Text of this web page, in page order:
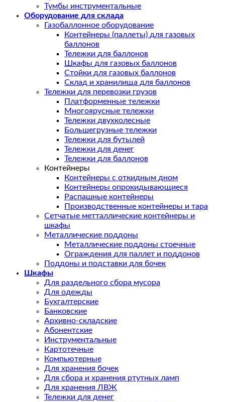
Тумбы инструментальные
Оборудование для склада
Газобаллонное оборудование
Контейнеры (паллеты) для газовых
баллонов
Тележки для баллонов
Шкафы для газовых баллонов
Стойки для газовых баллонов
Склад и хранилища для баллонов
Тележки для перевозки грузов
Платформенные тележки
Многоярусные тележки
Тележки двухколесные
Большегрузные тележки
Тележки для бутылей
Тележки для денег
Тележки для баллонов
Контейнеры
Контейнеры с откидным дном
Контейнеры опрокидывающиеся
Распашные контейнеры
Производственные контейнеры и тара
Сетчатые метталлические контейнеры и
шкафы
Металлические поддоны
Металлические поддоны стоечные
Ограждения для паллет и поддонов
Поддоны и подставки для бочек
Шкафы
Для раздельного сбора мусора
Для одежды
Бухгалтерские
Банковские
Архивно-складские
Абонентские
Инструментальные
Картотечные
Компьютерные
Для хранения бочек
Для сбора и хранения ртутных ламп
Для хранения ЛВЖ
Тележки для денег